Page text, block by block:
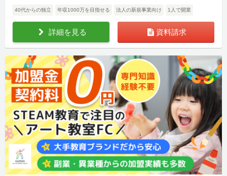
40代からの独立 年収1000万を目指せる 法人の新規事業向け 1人で開業
詳細を見る 資料請求